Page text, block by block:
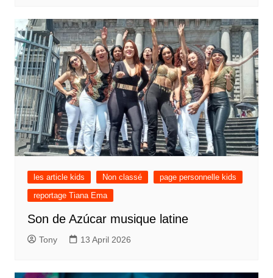
les article kids Non classé
page personnelle kids
reportage Tiana Ema
Son de Azúcar musique latine
Tony 13 April 2026